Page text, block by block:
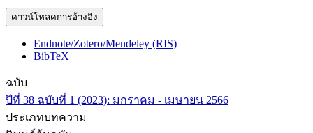
ดาวน์โหลดการอ้างอิง
Endnote/Zotero/Mendeley (RIS)
BibTeX
ฉบับ
ปีที่ 38 ฉบับที่ 1 (2023): มกราคม - เมษายน 2566
ประเภทบทความ